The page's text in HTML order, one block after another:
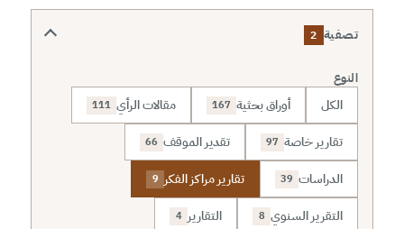
تصفية 2
النوع
الكل أوراق بحثية 167 مقالات الرأي 111
تقارير خاصة 97 تقدير الموقف 66
الدراسات 39 تقارير مراكز الفكر 9
التقرير السنوي 8 التقارير 4